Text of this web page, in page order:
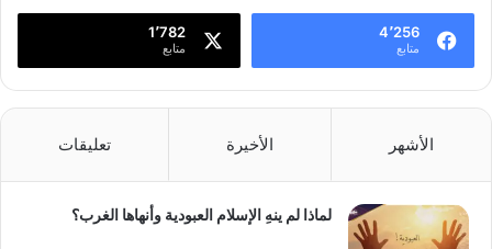
4٬256
متابع
1٬782
متابع
الأشهر الأخيرة تعليقات
لماذا لم ينهِ الإسلام العبودية وأنهاها الغرب؟